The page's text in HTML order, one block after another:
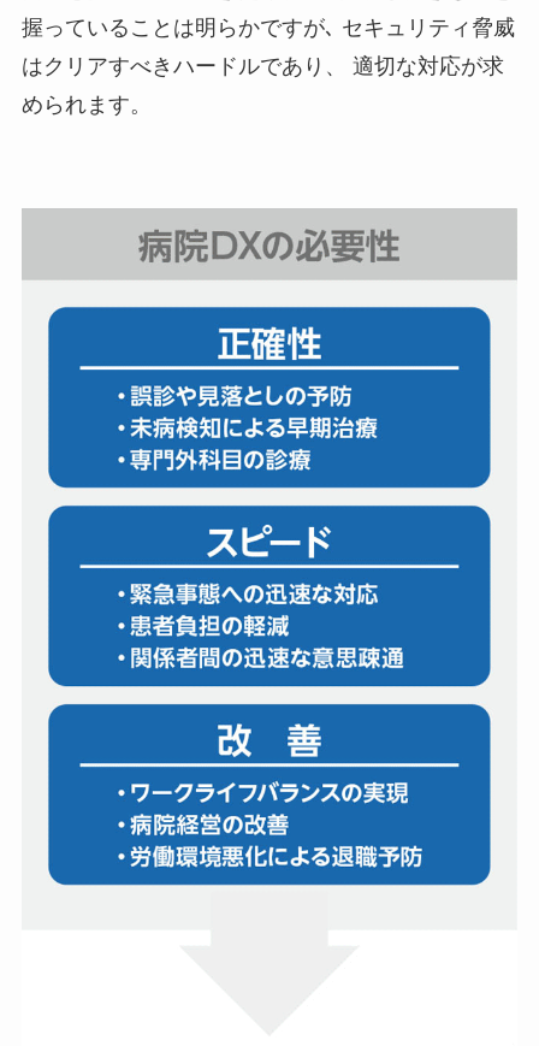
握っていることは明らかですが､ セキュリティ脅威
はクリアすべきハードルであり、 適切な対応が求
められます。